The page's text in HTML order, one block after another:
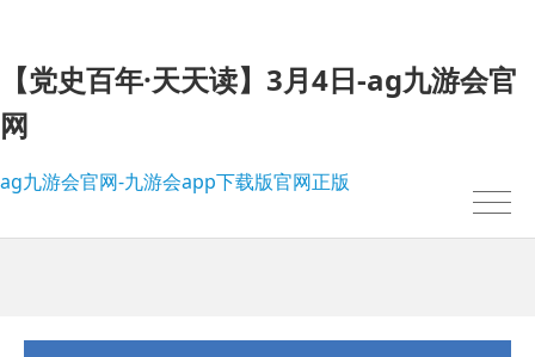
【党史百年·天天读】3月4日-ag九游会官
网
ag九游会官网-九游会app下载版官网正版